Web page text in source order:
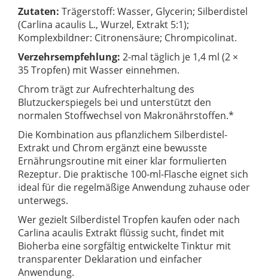
Zutaten: Trägerstoff: Wasser, Glycerin; Silberdistel
(Carlina acaulis L., Wurzel, Extrakt 5:1);
Komplexbildner: Citronensäure; Chrompicolinat.
Verzehrsempfehlung: 2-mal täglich je 1,4 ml (2 ×
35 Tropfen) mit Wasser einnehmen.
Chrom trägt zur Aufrechterhaltung des
Blutzuckerspiegels bei und unterstützt den
normalen Stoffwechsel von Makronährstoffen.*
Die Kombination aus pflanzlichem Silberdistel-
Extrakt und Chrom ergänzt eine bewusste
Ernährungsroutine mit einer klar formulierten
Rezeptur. Die praktische 100-ml-Flasche eignet sich
ideal für die regelmäßige Anwendung zuhause oder
unterwegs.
Wer gezielt Silberdistel Tropfen kaufen oder nach
Carlina acaulis Extrakt flüssig sucht, findet mit
Bioherba eine sorgfältig entwickelte Tinktur mit
transparenter Deklaration und einfacher
Anwendung.